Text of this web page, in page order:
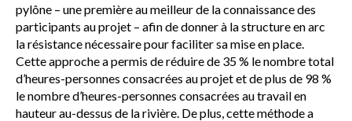
pylône – une première au meilleur de la connaissance des
participants au projet – afin de donner à la structure en arc
la résistance nécessaire pour faciliter sa mise en place.
Cette approche a permis de réduire de 35 % le nombre total
d’heures-personnes consacrées au projet et de plus de 98 %
le nombre d’heures-personnes consacrées au travail en
hauteur au-dessus de la rivière. De plus, cette méthode a